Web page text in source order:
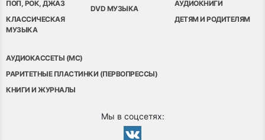
ПОП, РОК, ДЖАЗ
КЛАССИЧЕСКАЯ
МУЗЫКА
DVD МУЗЫКА
АУДИОКНИГИ
ДЕТЯМ И РОДИТЕЛЯМ
АУДИОКАССЕТЫ (MC)
РАРИТЕТНЫЕ ПЛАСТИНКИ (ПЕРВОПРЕССЫ)
КНИГИ И ЖУРНАЛЫ
Мы в соцсетях: